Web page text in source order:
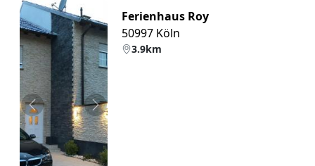
Zurück Weiter
Ferienhaus Roy
50997 Köln
3.9km